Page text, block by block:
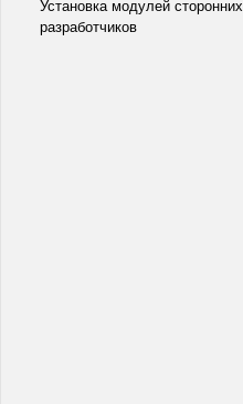
Установка модулей сторонних
разработчиков